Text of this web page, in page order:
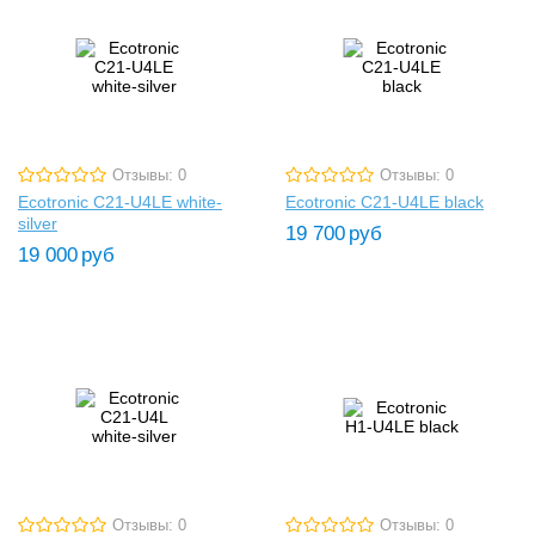
Отзывы: 0
Ecotronic C21-U4LE white-
silver
19 000 руб
Отзывы: 0
Ecotronic C21-U4LE black
19 700 руб
Отзывы: 0 Отзывы: 0